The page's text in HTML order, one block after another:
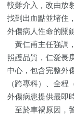
較難介入，改由放
找到出血點並堵住
外傷病人性命的關
黃仁甫主任強調
照護品質，仁愛長
中心，包含完整外
（跨專科）、全
外傷病患提供最即
至於車禍原因，